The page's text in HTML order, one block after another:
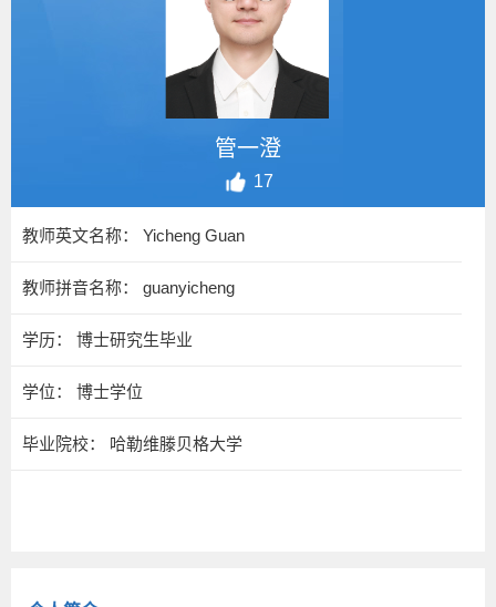
管一澄
17
教师英文名称： Yicheng Guan
教师拼音名称： guanyicheng
学历： 博士研究生毕业
学位： 博士学位
毕业院校： 哈勒维滕贝格大学